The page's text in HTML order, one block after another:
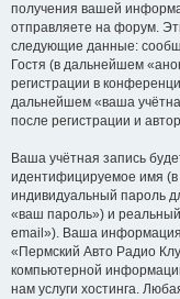
получения вашей
отправляете на форум.
следующие данные:
Гостя (в дальнейшем
регистрации в
дальнейшем «ваша
после регистрации и
Ваша учётная запись
идентифицируемое имя
индивидуальный пароль
«ваш пароль») и
email»). Ваша
«Пермский Авто Радио
компьютерной
нам услуги хостинга.